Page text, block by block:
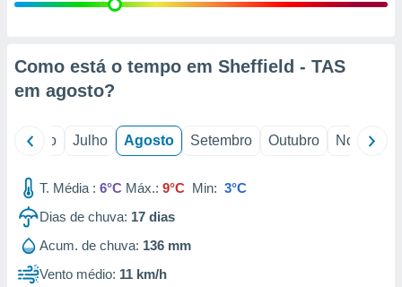
estudos
1199
Como está o tempo em Sheffield - TAS
em agosto?
Junho Julho Agosto Setembro Outubro Novembro
T. Média : 6°C Máx.: 9°C Min: 3°C
Dias de chuva: 17 dias
Acum. de chuva: 136 mm
Vento médio: 11 km/h